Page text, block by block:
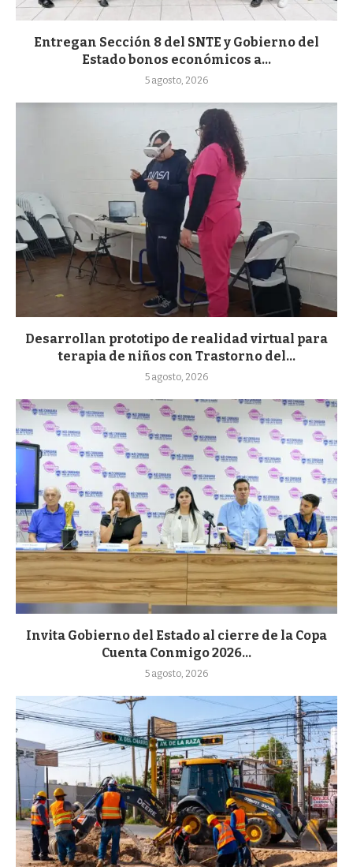
Entregan Sección 8 del SNTE y Gobierno del
Estado bonos económicos a...
5 agosto, 2026
Desarrollan prototipo de realidad virtual para
terapia de niños con Trastorno del...
5 agosto, 2026
Invita Gobierno del Estado al cierre de la Copa
Cuenta Conmigo 2026...
5 agosto, 2026